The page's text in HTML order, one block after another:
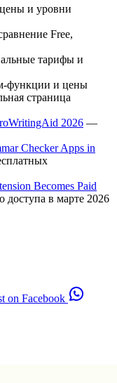
и уровни
Free,
тарифы и
функции и цены
страница
2026 —
Checker Apps in
Becomes Paid
в марте 2026
on Facebook